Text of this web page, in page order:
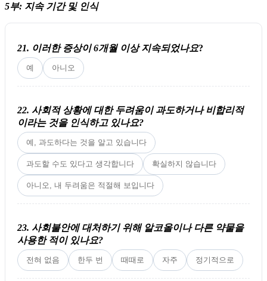
5부: 지속 기간 및 인식
21. 이러한 증상이 6개월 이상 지속되었나요?
예 아니오
22. 사회적 상황에 대한 두려움이 과도하거나 비합리적
이라는 것을 인식하고 있나요?
예, 과도하다는 것을 알고 있습니다
과도할 수도 있다고 생각합니다 확실하지 않습니다
아니오, 내 두려움은 적절해 보입니다
23. 사회불안에 대처하기 위해 알코올이나 다른 약물을
사용한 적이 있나요?
전혀 없음 한두 번 때때로 자주 정기적으로